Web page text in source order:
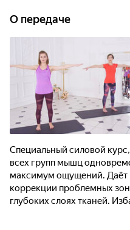
О передаче
Специальный силовой
всех групп мышц
максимум ощущений. Даёт
коррекции проблемных
глубоких слоях тканей.